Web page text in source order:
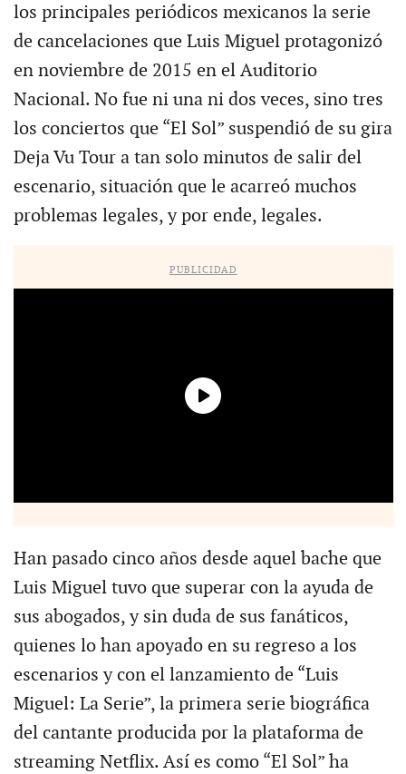
los principales periódicos mexicanos la serie
de cancelaciones que Luis Miguel protagonizó
en noviembre de 2015 en el Auditorio
Nacional. No fue ni una ni dos veces, sino tres
los conciertos que “El Sol” suspendió de su gira
Deja Vu Tour a tan solo minutos de salir del
escenario, situación que le acarreó muchos
problemas legales, y por ende, legales.
PUBLICIDAD
Han pasado cinco años desde aquel bache que
Luis Miguel tuvo que superar con la ayuda de
sus abogados, y sin duda de sus fanáticos,
quienes lo han apoyado en su regreso a los
escenarios y con el lanzamiento de “Luis
Miguel: La Serie”, la primera serie biográfica
del cantante producida por la plataforma de
streaming Netflix. Así es como “El Sol” ha